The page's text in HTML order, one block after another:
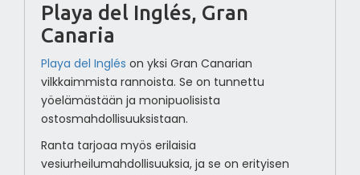
Playa del Inglés, Gran
Canaria
Playa del Inglés on yksi Gran Canarian
vilkkaimmista rannoista. Se on tunnettu
yöelämästään ja monipuolisista
ostosmahdollisuuksistaan.
Ranta tarjoaa myös erilaisia
vesiurheilumahdollisuuksia, ja se on erityisen